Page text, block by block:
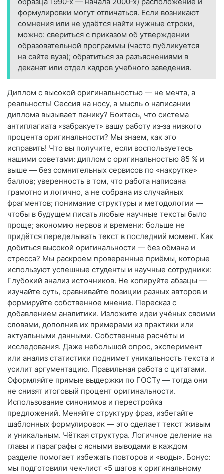
формулировки могут отличаться. Если возникают
сомнения или не удаётся найти нужные строки,
можно: свериться с приказом об утверждении
образовательной программы (часто публикуется
на сайте вуза); обратиться за разъяснениями в
деканат или отдел кадров учебного заведения.
Диплом с высокой оригинальностью — не мечта, а
реальность! Сессия на носу, а мысль о написании
диплома вызывает панику? Боитесь, что система
антиплагиата «забракует» вашу работу из‑за низкого
процента оригинальности? Мы знаем, как это
исправить! Что вы получите, если воспользуетесь
нашими советами: диплом с оригинальностью 85 % и
выше — без сомнительных сервисов по «накрутке»
баллов; уверенность в том, что работа написана
грамотно и логично, а не собрана из случайных
фрагментов; понимание структуры и методологии —
чтобы в будущем писать любые научные тексты было
проще; экономию нервов и времени: больше не
придётся переделывать текст в последний момент. Как
добиться высокой оригинальности — без обмана и
стресса? Мы раскроем проверенные приёмы, которые
используют успешные студенты и научные сотрудники:
Глубокий анализ источников. Не копируйте абзацы —
изучайте суть, сравнивайте позиции разных авторов и
формируйте собственное мнение. Пересказ с
добавлением аналитики. Изложите идеи учёных своими
словами, дополнив их примерами из практики или
актуальными данными. Собственные расчёты и
исследования. Даже небольшой опрос, эксперимент
или анализ статистики поднимет уникальность текста и
усилит аргументацию. Правильная работа с цитатами.
Оформляйте прямые выдержки по ГОСТу — тогда они
не снизят итоговый процент оригинальности.
Использование синонимов и перестройка
предложений. Меняйте структуру фраз, избегайте
шаблонных формулировок — это сделает текст живым
и уникальным. Чёткая структура. Логичное деление на
главы и параграфы с ясными выводами в каждом
разделе помогает избежать повторов и «воды». Бонус:
мы подготовили чек‑лист «5 шагов к оригинальному